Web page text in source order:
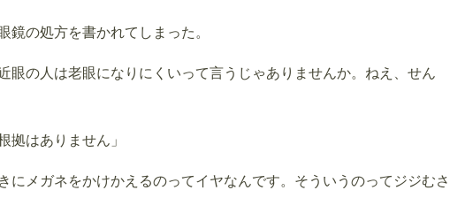
鏡の処方を書かれてしまった。
眼の人は老眼になりにくいって言うじゃありませんか。ねえ、せん
拠はありません」
にメガネをかけかえるのってイヤなんです。そういうのってジジむさ